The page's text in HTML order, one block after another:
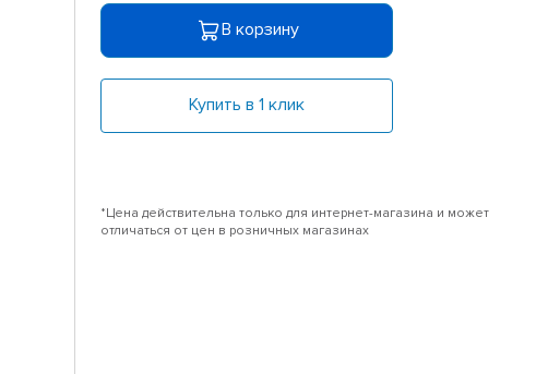
В корзину
Купить в 1 клик
*Цена действительна только для интернет-магазина и может
отличаться от цен в розничных магазинах